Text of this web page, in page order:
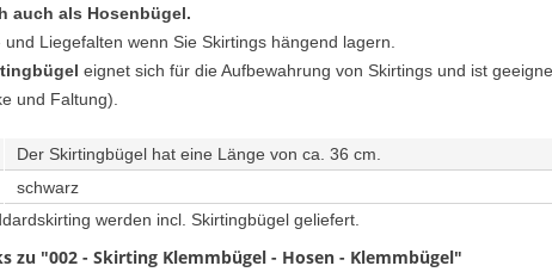
auch als Hosenbügel.
Liegefalten wenn Sie Skirtings hängend lagern.
eignet sich für die Aufbewahrung von Skirtings und ist
und Faltung).
Der Skirtingbügel hat eine Länge von ca. 36 cm.
schwarz
werden incl. Skirtingbügel geliefert.
zu "002 - Skirting Klemmbügel - Hosen - Klemmbügel"